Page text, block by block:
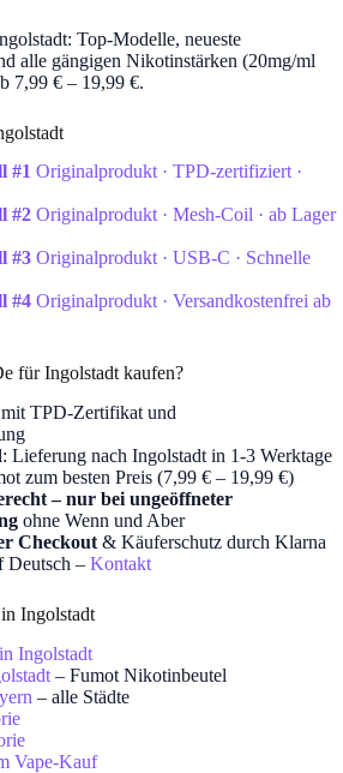
Top-Modelle, neueste
alle gängigen Nikotinstärken (20mg/ml
7,99 € – 19,99 €.
#1 Originalprodukt · TPD-zertifiziert ·
#2 Originalprodukt · Mesh-Coil · ab Lager
#3 Originalprodukt · USB-C · Schnelle
#4 Originalprodukt · Versandkostenfrei ab
für Ingolstadt kaufen?
mit TPD-Zertifikat und
: Lieferung nach Ingolstadt in 1-3 Werktage
zum besten Preis (7,99 € – 19,99 €)
– nur bei ungeöffneter
ohne Wenn und Aber
Checkout & Käuferschutz durch Klarna
Deutsch – Kontakt
Ingolstadt
Ingolstadt
– Fumot Nikotinbeutel
– alle Städte
Vape-Kauf